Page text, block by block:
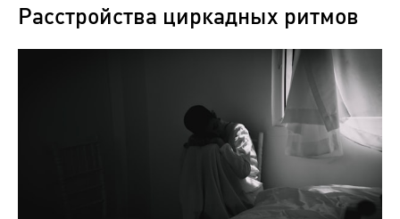
Расстройства циркадных ритмов